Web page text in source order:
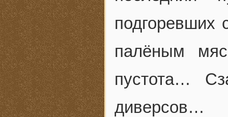
подгоревших
палёным
пустота…
диверсов…